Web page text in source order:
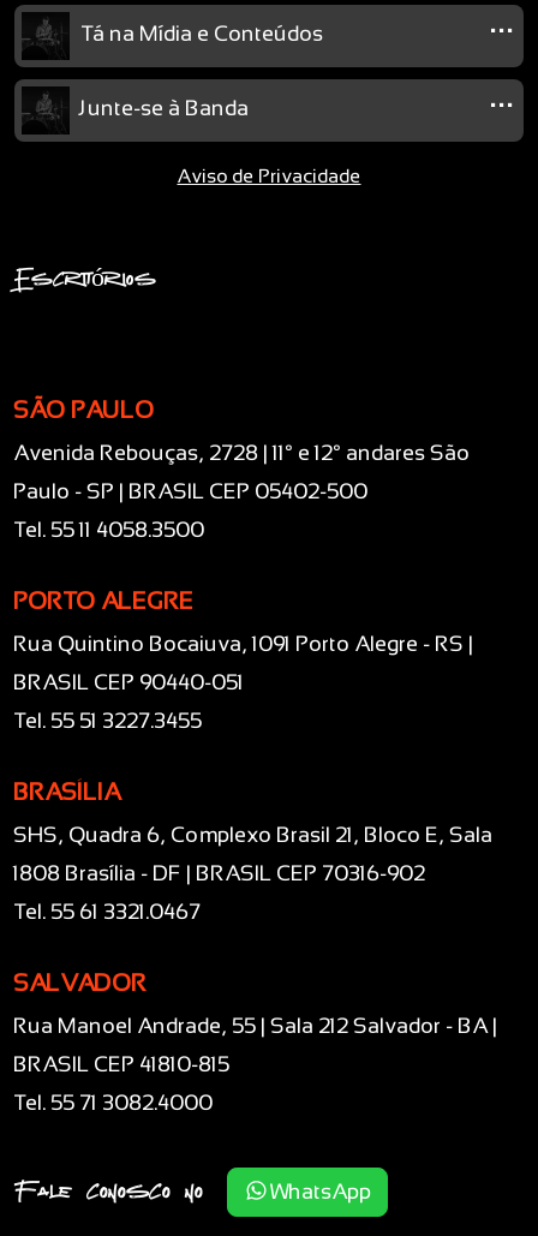
Tá na Mídia e Conteúdos ...
Junte-se à Banda ...
Aviso de Privacidade
Escritórios
SÃO PAULO
Avenida Rebouças, 2728 | 11° e 12° andares São
Paulo - SP | BRASIL CEP 05402-500
Tel. 55 11 4058.3500
PORTO ALEGRE
Rua Quintino Bocaiuva, 1091 Porto Alegre - RS |
BRASIL CEP 90440-051
Tel. 55 51 3227.3455
BRASÍLIA
SHS, Quadra 6, Complexo Brasil 21, Bloco E, Sala
1808 Brasília - DF | BRASIL CEP 70316-902
Tel. 55 61 3321.0467
SALVADOR
Rua Manoel Andrade, 55 | Sala 212 Salvador - BA |
BRASIL CEP 41810-815
Tel. 55 71 3082.4000
Fale conosco no WhatsApp